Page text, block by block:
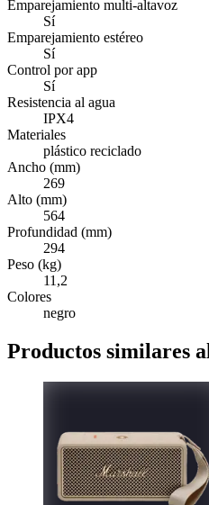
Emparejamiento multi-altavoz
Sí
Emparejamiento estéreo
Sí
Control por app
Sí
Resistencia al agua
IPX4
Materiales
plástico reciclado
Ancho (mm)
269
Alto (mm)
564
Profundidad (mm)
294
Peso (kg)
11,2
Colores
negro
Productos similares